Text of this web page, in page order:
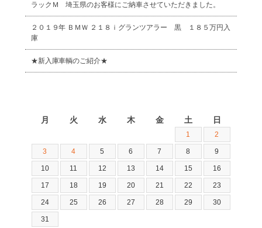
ラックＭ 埼玉県のお客様にご納車させていただきました。
２０１９年 ＢＭＷ ２１８ｉグランツアラー 黒 １８５万円入
庫
★新入庫車輌のご紹介★
月 火 水 木 金 土 日
1 2
3 4 5 6 7 8 9
10 11 12 13 14 15 16
17 18 19 20 21 22 23
24 25 26 27 28 29 30
31